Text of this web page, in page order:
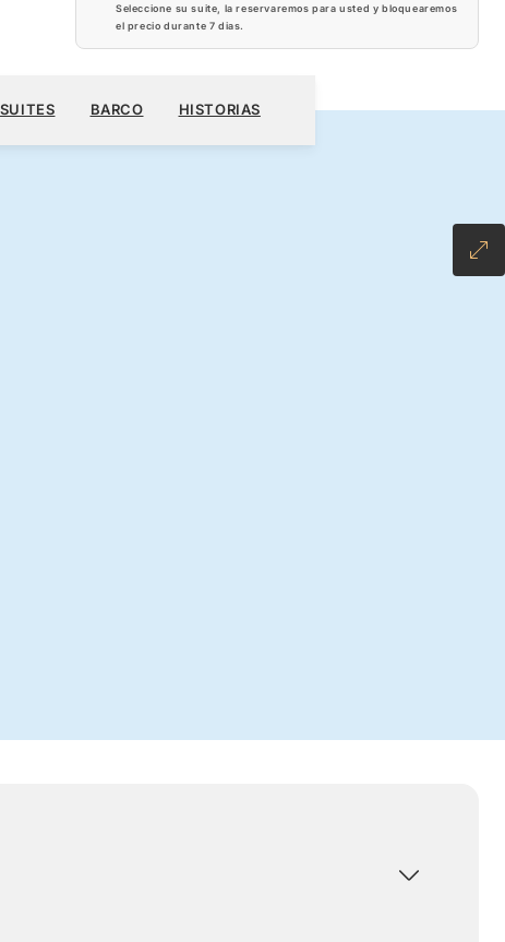
Seleccione su suite, la reservaremos para usted y bloquearemos
el precio durante 7 dias.
RESERVE SU CRUCERO
SUITES BARCO HISTORIAS